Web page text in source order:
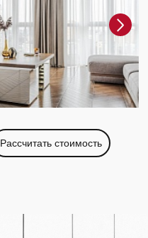
Рассчитать стоимость